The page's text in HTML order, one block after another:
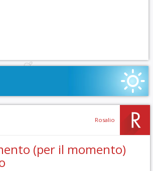
Rosalio
(per il momento)